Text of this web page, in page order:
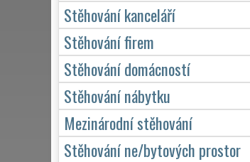
Stěhování kanceláří
Stěhování firem
Stěhování domácností
Stěhování nábytku
Mezinárodní stěhování
Stěhování ne/bytových prostor